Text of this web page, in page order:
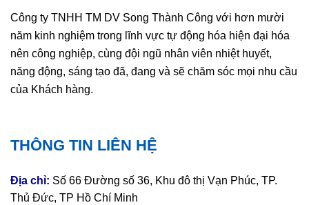
Công ty TNHH TM DV Song Thành Công với hơn mười
năm kinh nghiệm trong lĩnh vực tự động hóa hiện đại hóa
nên công nghiệp, cùng đội ngũ nhân viên nhiệt huyết,
năng động, sáng tạo đã, đang và sẽ chăm sóc mọi nhu cầu
của Khách hàng.
THÔNG TIN LIÊN HỆ
Địa chỉ: Số 66 Đường số 36, Khu đô thị Vạn Phúc, TP.
Thủ Đức, TP Hồ Chí Minh